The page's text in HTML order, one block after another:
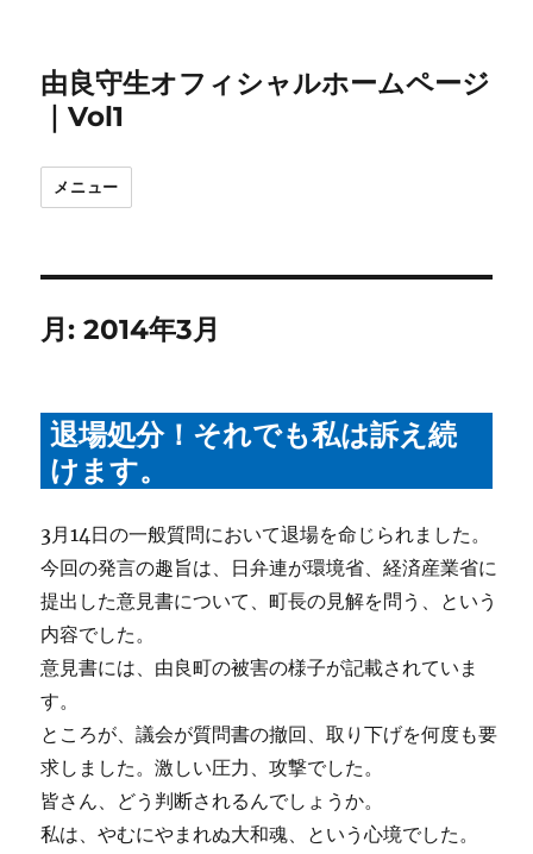
由良守生オフィシャルホームページ
｜Vol1
メニュー
月:2014年3月
退場処分！それでも私は訴え続
けます。
3月14日の一般質問において退場を命じられました。
今回の発言の趣旨は、日弁連が環境省、経済産業省に
提出した意見書について、町長の見解を問う、 という
内容でした。
意見書には、由良町の被害の様子が記載されていま
す。
ところが、議会が質問書の撤回、取り下げを何度も要
求しました。激しい圧力、攻撃でした。
皆さん、どう判断されるんでしょうか。
私は、やむにやまれぬ大和魂、という心境でした。